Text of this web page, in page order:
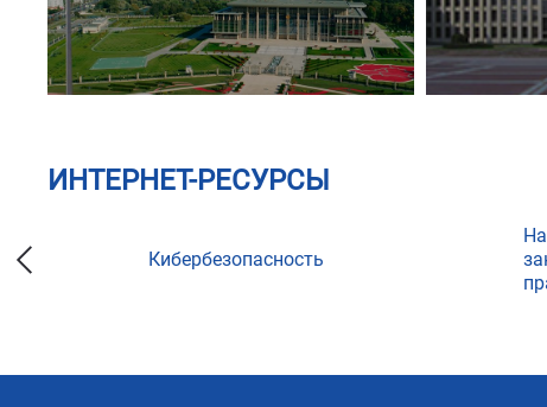
ИНТЕРНЕТ-РЕСУРСЫ
Кибербезопасность